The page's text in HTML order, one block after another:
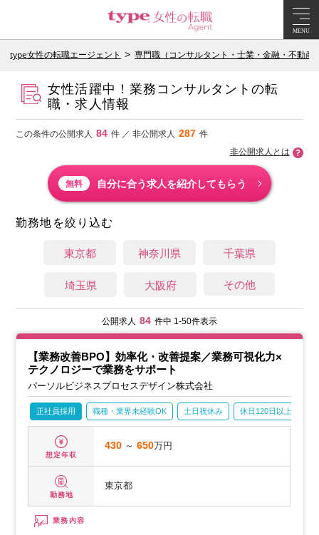
MENU
type女性の転職エージェント 専門職（コンサルタント・士業・金融・不動産
女性活躍中！業務コンサルタントの転
職・求人情報
この条件の公開求人 84 件 ／ 非公開求人 287 件
非公開求人とは
無料 自分に合う求人を紹介してもらう
勤務地を絞り込む
東京都 神奈川県 千葉県
埼玉県 大阪府 その他
公開求人 84 件中 1-50件表示
【業務改善BPO】効率化・改善提案／業務可視化力×
テクノロジーで業務をサポート
パーソルビジネスプロセスデザイン株式会社
正社員採用 職種・業界未経験OK 土日祝休み 休日120日以上
想定年収
430 ～650万円
勤務地
東京都
業務内容